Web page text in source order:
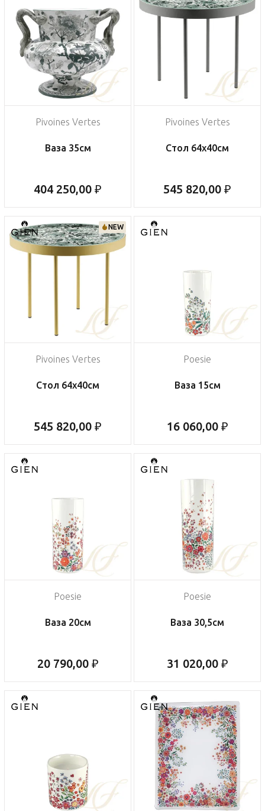
Pivoines Vertes
Ваза 35см
404 250,00 ₽
Pivoines Vertes
Стол 64х40см
545 820,00 ₽
NEW
Pivoines Vertes
Стол 64х40см
545 820,00 ₽
Poesie
Ваза 15см
16 060,00 ₽
Poesie
Ваза 20см
20 790,00 ₽
Poesie
Ваза 30,5см
31 020,00 ₽